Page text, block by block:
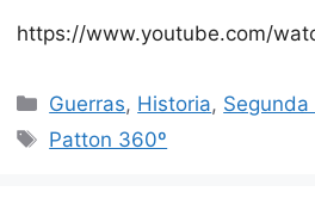
https://www.youtube.com/
Categorías
Guerras, Historia,
Etiquetas
Patton 360º